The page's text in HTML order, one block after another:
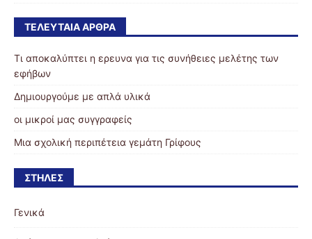
ΤΕΛΕΥΤΑΊΑ ΆΡΘΡΑ
Τι αποκαλύπτει η ερευνα για τις συνήθειες μελέτης των
εφήβων
Δημιουργούμε με απλά υλικά
οι μικροί μας συγγραφείς
Μια σχολική περιπέτεια γεμάτη Γρίφους
ΣΤΉΛΕΣ
Γενικά